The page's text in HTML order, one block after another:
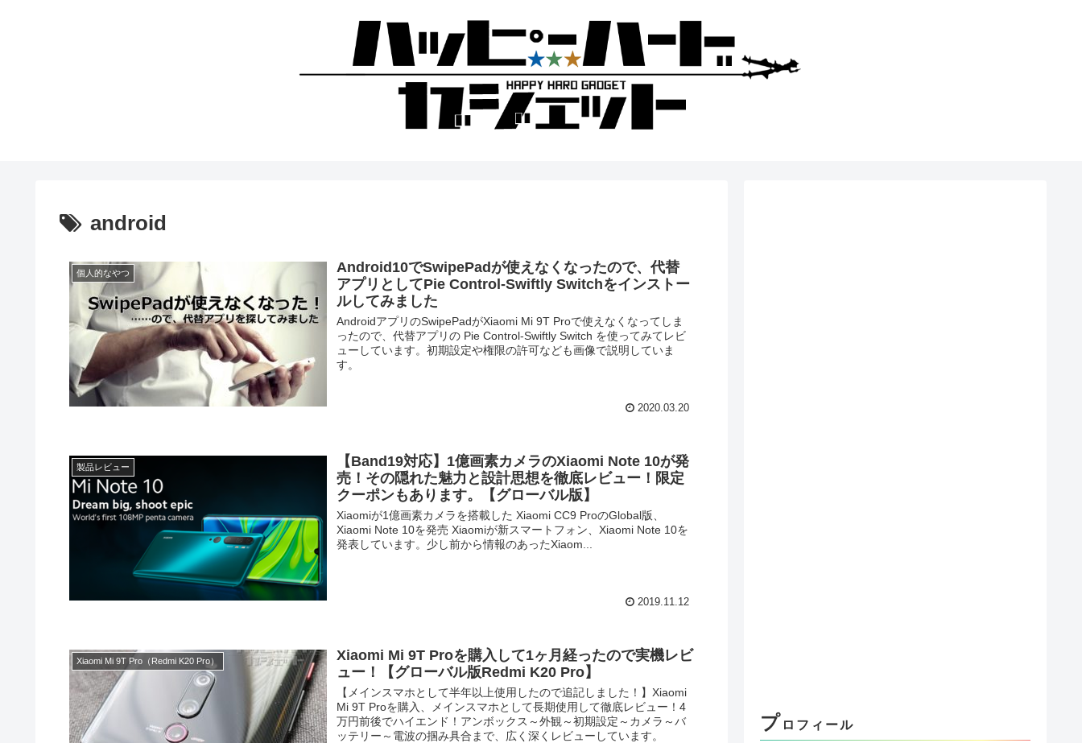
android
個人的なやつ
Android10でSwipePadが使えなくなったので、代替
アプリとしてPie Control-Swiftly Switchをインストー
ルしてみました
AndroidアプリのSwipePadがXiaomi Mi 9T Proで使えなくなってしま
ったので、代替アプリの Pie Control-Swiftly Switch を使ってみてレビ
ューしています。初期設定や権限の許可なども画像で説明していま
す。
2020.03.20
製品レビュー
【Band19対応】1億画素カメラのXiaomi Note 10が発
売！その隠れた魅力と設計思想を徹底レビュー！限定
クーポンもあります。【グローバル版】
Xiaomiが1億画素カメラを搭載した Xiaomi CC9 ProのGlobal版、
Xiaomi Note 10を発売 Xiaomiが新スマートフォン、Xiaomi Note 10を
発表しています。少し前から情報のあったXiaom...
2019.11.12
Xiaomi Mi 9T Pro（Redmi K20 Pro）
Xiaomi Mi 9T Proを購入して1ヶ月経ったので実機レビ
ュー！【グローバル版Redmi K20 Pro】
【メインスマホとして半年以上使用したので追記しました！】Xiaomi
Mi 9T Proを購入、メインスマホとして長期使用して徹底レビュー！4
万円前後でハイエンド！アンボックス～外観～初期設定～カメラ～バ
ッテリー～電波の掴み具合まで、広く深くレビューしています。
プ ロフィール